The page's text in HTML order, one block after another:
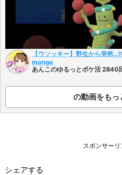
【ウソッキー】野生から突然
mongo
あんこのゆるっとポケ活 2840
の動画をもっ
スポンサーリ
シェアする